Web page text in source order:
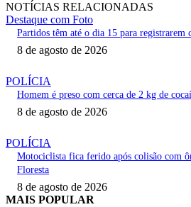
NOTÍCIAS RELACIONADAS
Destaque com Foto
Partidos têm até o dia 15 para registrarem
8 de agosto de 2026
POLÍCIA
Homem é preso com cerca de 2 kg de
8 de agosto de 2026
POLÍCIA
Motociclista fica ferido após colisão com
Floresta
8 de agosto de 2026
MAIS POPULAR